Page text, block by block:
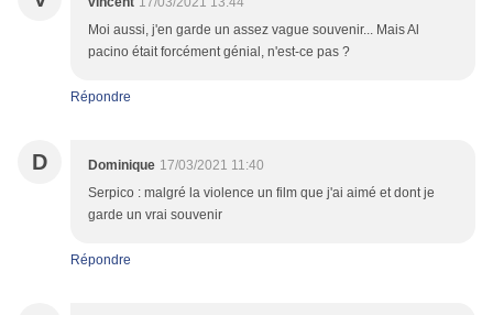
Moi aussi, j'en garde un assez vague souvenir... Mais Al
pacino était forcément génial, n'est-ce pas ?
Répondre
D Dominique 17/03/2021 11:40
Serpico : malgré la violence un film que j'ai aimé et dont je
garde un vrai souvenir
Répondre